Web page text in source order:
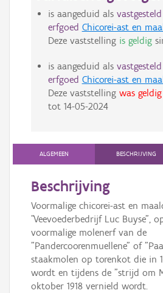
is aangeduid als
erfgoed Chicorei-ast en
Deze vaststelling is geldig
is aangeduid als
erfgoed Chicorei-ast en
Deze vaststelling was geldig
tot 14-05-2024
ALGEMEEN BESCHRIJVING
Beschrijving
Voormalige chicorei-ast en
"Veevoederbedrijf Luc Buyse",
voormalige molenerf van de
"Pandercoorenmuellene" of
staakmolen op torenkot die in
wordt en tijdens de "strijd om
oktober 1918 vernield wordt.